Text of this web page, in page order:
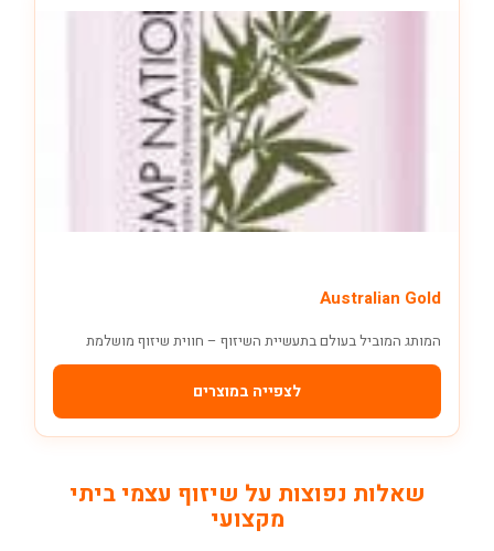
Australian Gold
המותג המוביל בעולם בתעשיית השיזוף – חווית שיזוף מושלמת
לצפייה במוצרים
שאלות נפוצות על שיזוף עצמי ביתי
מקצועי